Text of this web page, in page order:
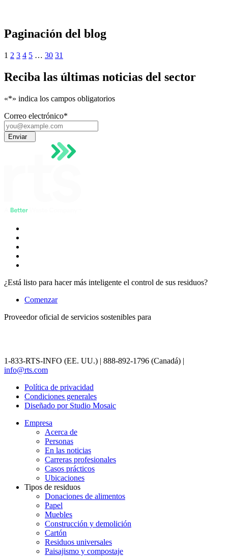
Paginación del blog
1 2 3 4 5 … 30 31
Reciba las últimas noticias del sector
«*» indica los campos obligatorios
Correo electrónico*
Enviar
¿Está listo para hacer más inteligente el control de sus residuos?
Comenzar
Proveedor oficial de servicios sostenibles para
1-833-RTS-INFO (EE. UU.) | 888-892-1796 (Canadá) |
info@rts.com
Política de privacidad
Condiciones generales
Diseñado por Studio Mosaic
Empresa
Acerca de
Personas
En las noticias
Carreras profesionales
Casos prácticos
Ubicaciones
Tipos de residuos
Donaciones de alimentos
Papel
Muebles
Construcción y demolición
Cartón
Residuos universales
Paisajismo y compostaje